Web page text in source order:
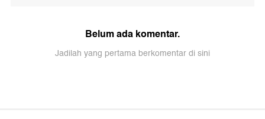
Belum ada komentar.
Jadilah yang pertama berkomentar di sini